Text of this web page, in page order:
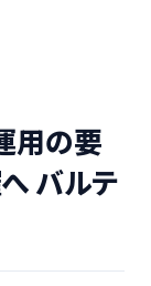
用の要
バルテ